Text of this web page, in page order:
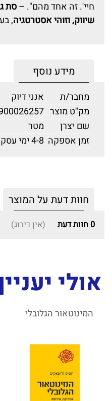
חיי'. זה אחד מהם". –סת
שיווק, וזוהי אסטרטגיה,
מידע נוסף
מחבר/ת
אנני דיוק
מק"ט מוצר
שם יצרן
מטר
זמן אספקה 4-8 ימי עסקים
חוות דעת על המוצר
0 חוות דעת (אין דירוג)
אולי
המינוטאור הגלובלי